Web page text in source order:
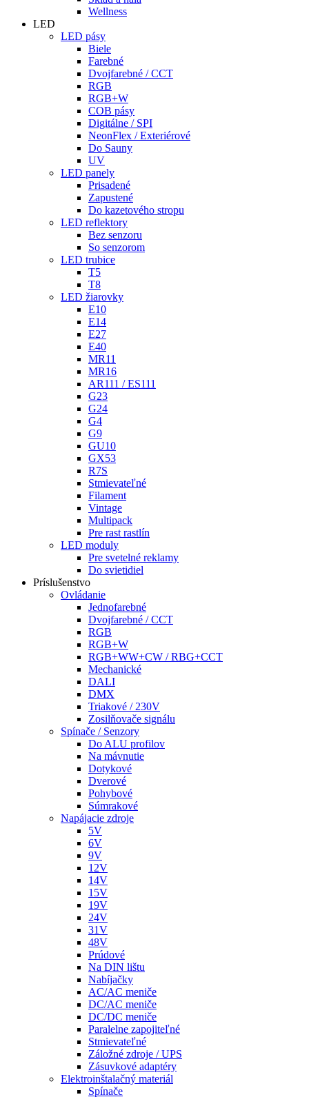
Wellness
LED
LED pásy
Biele
Farebné
Dvojfarebné / CCT
RGB
RGB+W
COB pásy
Digitálne / SPI
NeonFlex / Exteriérové
Do Sauny
UV
LED panely
Prisadené
Zapustené
Do kazetového stropu
LED reflektory
Bez senzoru
So senzorom
LED trubice
T5
T8
LED žiarovky
E10
E14
E27
E40
MR11
MR16
AR111 / ES111
G23
G24
G4
G9
GU10
GX53
R7S
Stmievateľné
Filament
Vintage
Multipack
Pre rast rastlín
LED moduly
Pre svetelné reklamy
Do svietidiel
Príslušenstvo
Ovládanie
Jednofarebné
Dvojfarebné / CCT
RGB
RGB+W
RGB+WW+CW / RBG+CCT
Mechanické
DALI
DMX
Triakové / 230V
Zosilňovače signálu
Spínače / Senzory
Do ALU profilov
Na mávnutie
Dotykové
Dverové
Pohybové
Súmrakové
Napájacie zdroje
5V
6V
9V
12V
14V
15V
19V
24V
31V
48V
Prúdové
Na DIN lištu
Nabíjačky
AC/AC meniče
DC/AC meniče
DC/DC meniče
Paralelne zapojiteľné
Stmievateľné
Záložné zdroje / UPS
Zásuvkové adaptéry
Elektroinštalačný materiál
Spínače